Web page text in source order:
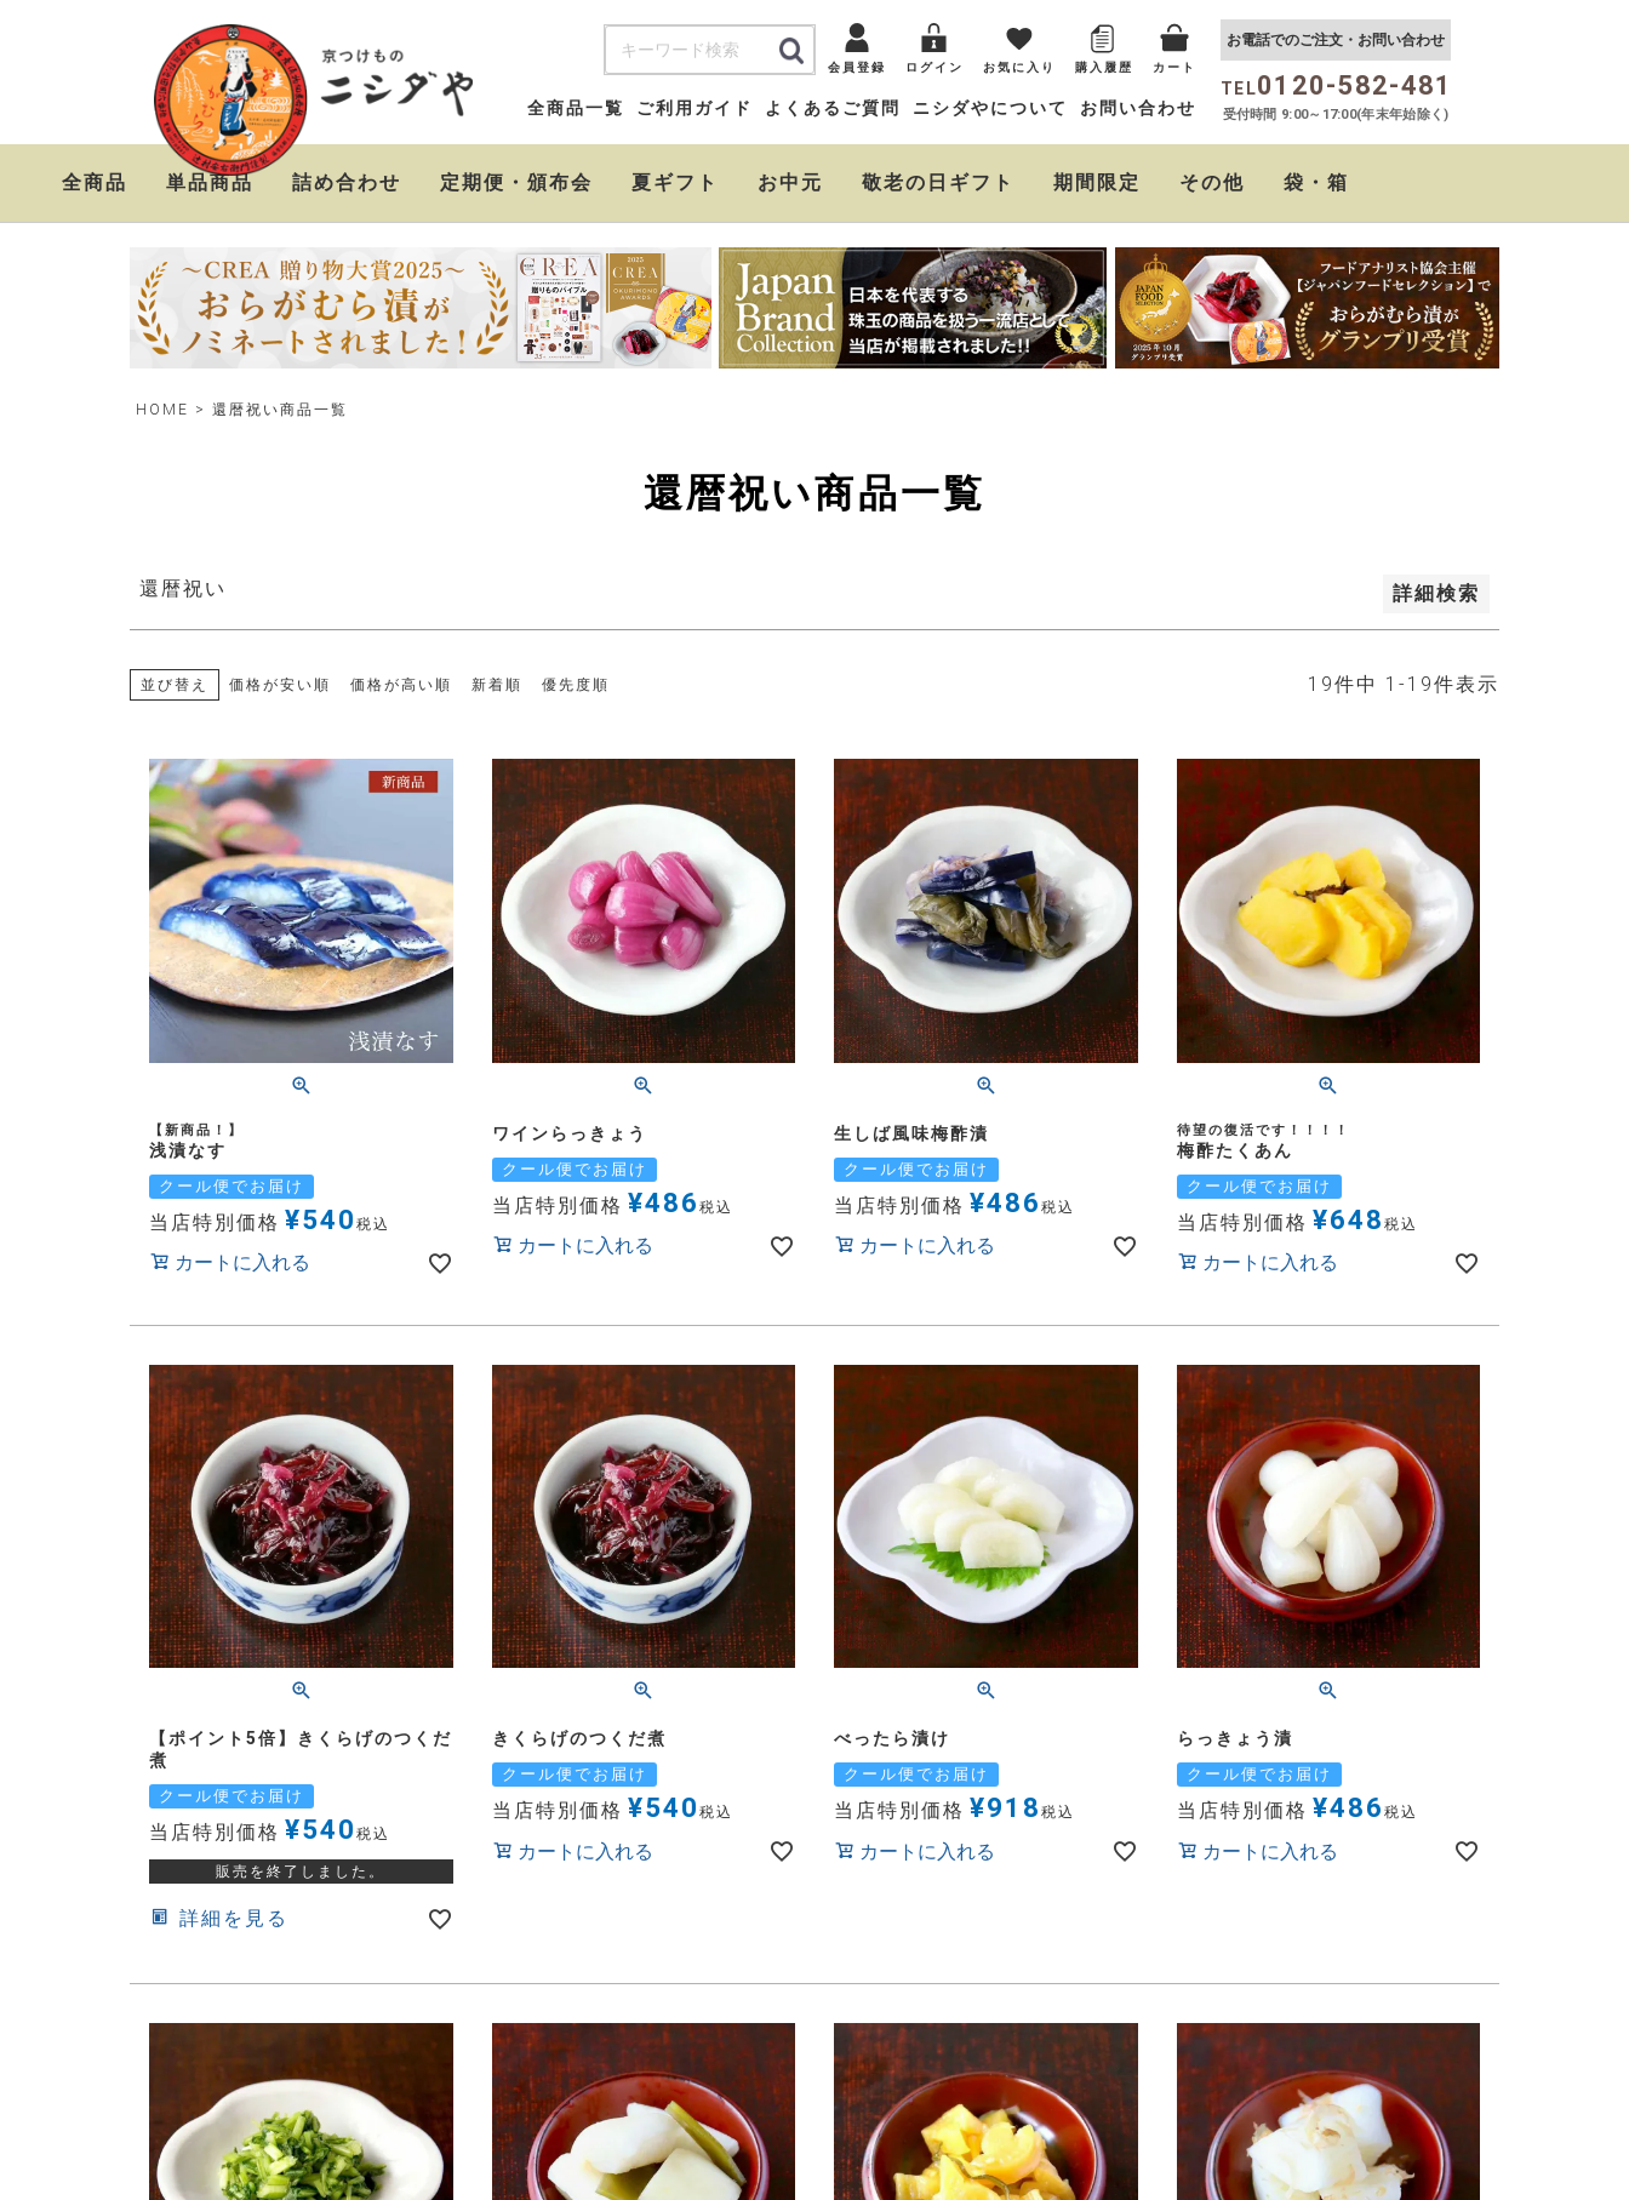
会員登録 ログイン お気に入り 購入履歴 カート
全商品一覧 ご利用ガイド よくあるご質問 ニシダやについて お問い合わせ
お電話でのご注文・お問い合わせ
TEL0120-582-481
受付時間 9:00～17:00(年末年始除く)
全商品 単品商品 詰め合わせ
セット
ット
定期便・頒布会 夏ギフト お中元 敬老の日ギフト 期間限定 その他
おらがむら まぜごはん
の素
しば茶漬け
たるたるソース
クリームチーズの西京
味噌漬
ちりめん山椒
おらがむらポン酢
袋・箱
HOME 還暦祝い商品一覧
還暦祝い商品一覧
還暦祝い 詳細検索
価格
〜
在庫なし商品
在庫なし商品を表示しない
商品番号/JANコード
並び替え 価格が安い順 価格が高い順 新着順 優先度順 19件中 1 - 19件表示
【新商品！】
浅漬なす
クール便でお届け
当店特別価格 ¥540 税込
カートに入れる
ワインらっきょう
クール便でお届け
当店特別価格 ¥486 税込
カートに入れる
生しば風味梅酢漬
クール便でお届け
当店特別価格 ¥486 税込
カートに入れる
待望の復活です！！！！
梅酢たくあん
クール便でお届け
当店特別価格 ¥648 税込
カートに入れる
【ポイント5倍】きくらげのつくだ
煮
クール便でお届け
当店特別価格 ¥540 税込
販売を終了しました。
詳細を見る
きくらげのつくだ煮
クール便でお届け
当店特別価格 ¥540 税込
カートに入れる
べったら漬け
クール便でお届け
当店特別価格 ¥918 税込
カートに入れる
らっきょう漬
クール便でお届け
当店特別価格 ¥486 税込
カートに入れる